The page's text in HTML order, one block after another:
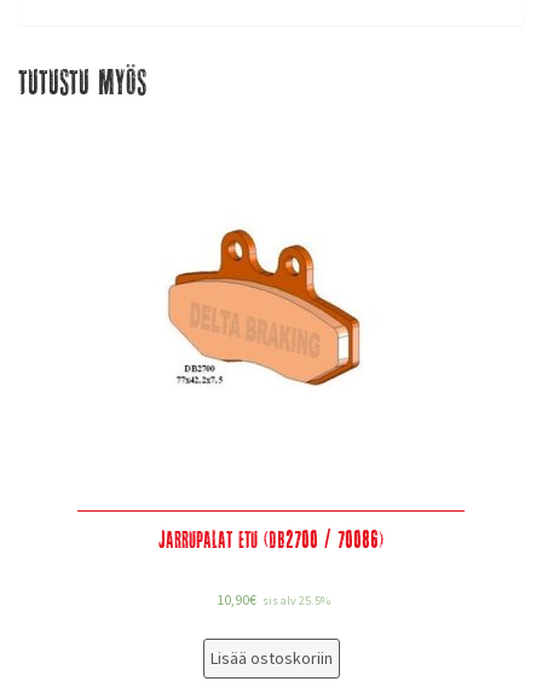
Tutustu myös
Jarrupalat etu (DB2700 / 70086)
10,90€ sis alv 25.5%
Lisää ostoskoriin